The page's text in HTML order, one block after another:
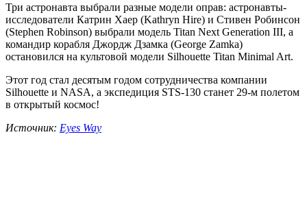
Три астронавта выбрали разные модели оправ: астронавты-
исследователи Катрин Хаер (Kathryn Hire) и Стивен Робинсон
(Stephen Robinson) выбрали модель Titan Next Generation III, а
командир корабля Джордж Дзамка (George Zamka)
остановился на культовой модели Silhouette Titan Minimal Art.
Этот год стал десятым годом сотрудничества компании
Silhouette и NASA, а экспедиция STS-130 станет 29-м полетом
в открытый космос!
Источник: Eyes Way